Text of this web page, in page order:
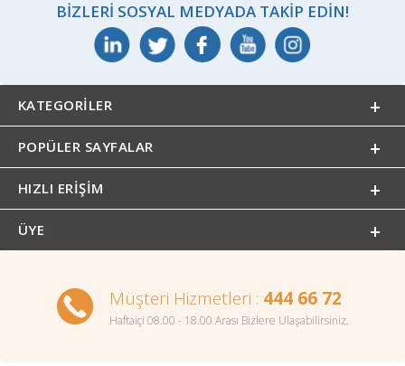
BIZLERI SOSYAL MEDYADA TAKIP EDIN!
KATEGORILER
POPÜLER SAYFALAR
HIZLI ERIŞIM
ÜYE
Müşteri Hizmetleri : 444 66 72
Haftaiçi 08.00 - 18.00 Arası Bizlere Ulaşabilirsiniz.